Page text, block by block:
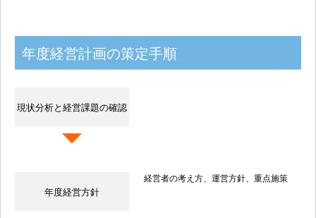
年度経営計画の策定手順
現状分析と経営課題の確認
年度経営方針
経営者の考え方、運営方針、重点施策